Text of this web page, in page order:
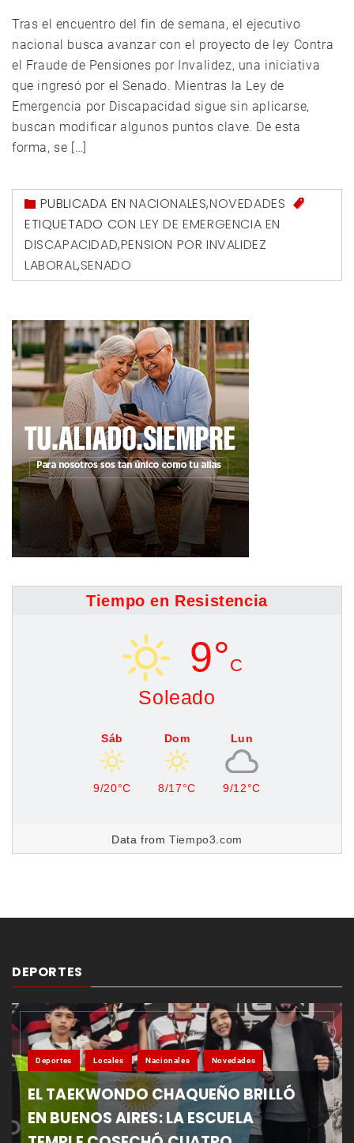
Tras el encuentro del fin de semana, el ejecutivo
nacional busca avanzar con el proyecto de ley Contra
el Fraude de Pensiones por Invalidez, una iniciativa
que ingresó por el Senado. Mientras la Ley de
Emergencia por Discapacidad sigue sin aplicarse,
buscan modificar algunos puntos clave. De esta
forma, se […]
PUBLICADA ENNACIONALES,NOVEDADES
ETIQUETADO CON LEY DE EMERGENCIA EN
DISCAPACIDAD,PENSION POR INVALIDEZ
LABORAL,SENADO
Tiempo en Resistencia
9°C
Soleado
Sáb
9/20°C
Dom
8/17°C
Lun
9/12°C
Data fromTiempo3.com
DEPORTES
Deportes Locales Nacionales Novedades
EL TAEKWONDO CHAQUEÑO BRILLÓ
EN BUENOS AIRES: LA ESCUELA